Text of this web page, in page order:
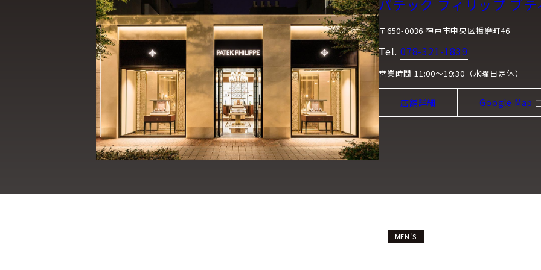
パテック フィリップ ブ
〒650-0036 神戸市中央区播磨町46
Tel. 078-321-1839
営業時間 11:00～19:30（水曜日定休）
店舗詳細 Google Map
MEN'S